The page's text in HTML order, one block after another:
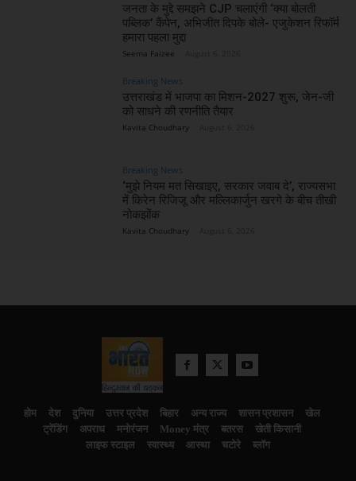
जनता के मुद्दे समझने CJP चलाएंगी ‘क्या बोलती
पब्लिक’ कैंपेन, अभिजीत दिपके बोले- एजुकेशन रिफॉर्म
हमारा पहला मुद्दा
Seema Faizee
Breaking News
उत्तराखंड में भाजपा का मिशन-2027 शुरू, जेन-जी
को साधने की रणनीति तैयार
Kavita Choudhary
Breaking News
‘मुझे नियम मत सिखाइए, सरकार जवाब दे’, राज्यसभा
में किरेन रिजिजू और मल्लिकार्जुन खरगे के बीच तीखी
नोकझोंक
Kavita Choudhary
होम देश दुनिया उत्तर प्रदेश बिहार अन्य राज्य शासन प्रशासन
खेल
ट्रेंडिंग
अपराध मनोरंजन Money मंत्र बतरस
खेती किसानी
लाइफ स्टाइल
स्वास्थ्य आस्था चटोरे ब्लॉग